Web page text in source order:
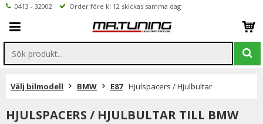
0413 - 32002 Order före kl 12 skickas samma dag
Välj bilmodell BMW E87 Hjulspacers / Hjulbultar
HJULSPACERS / HJULBULTAR TILL BMW